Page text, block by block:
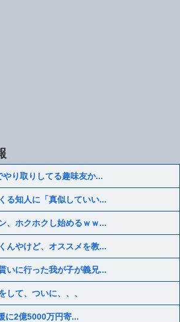
り取りしてる趣味友か...
る知人に「真似していい...
、ホクホクし始めるｗｗ...
んやけど、オススメを教...
いに行った我が子が義兄...
して、ついに、、、
に2億5000万円寄...